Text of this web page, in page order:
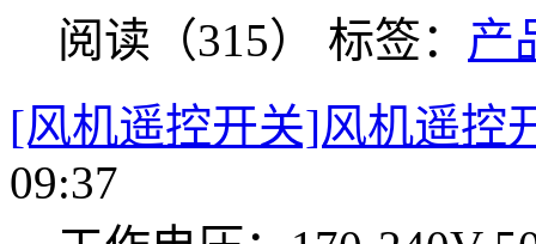
阅读（315） 标签： 产
[风机遥控开关]风机遥控
09:37